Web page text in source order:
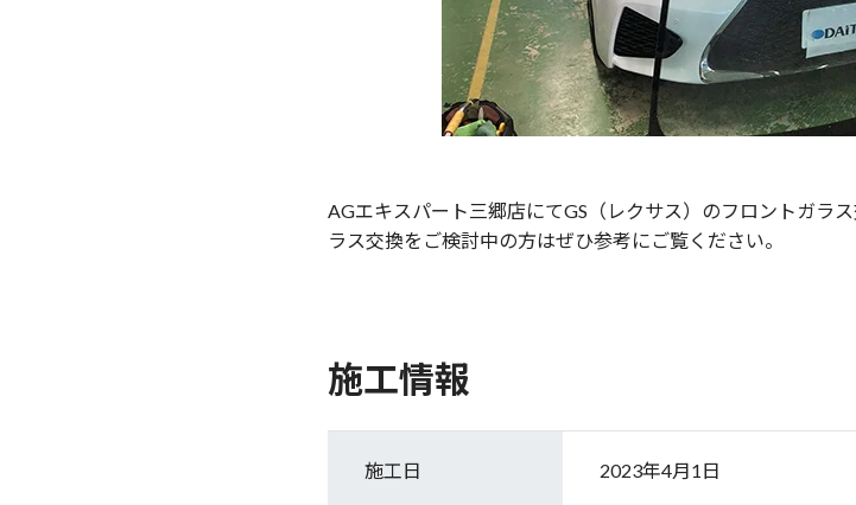
AGエキスパート三郷店にてGS（レクサス）のフロントガラ
ラス交換をご検討中の方はぜひ参考にご覧ください。
施工情報
施工日 2023年4月1日